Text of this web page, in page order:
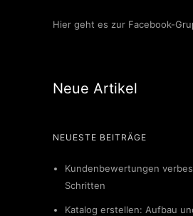
Hier geht es zur Facebook-
Neue Artikel
NEUESTE BEITRÄGE
Kundenbewertungen
Schritten
Katalog erstellen: Aufbau